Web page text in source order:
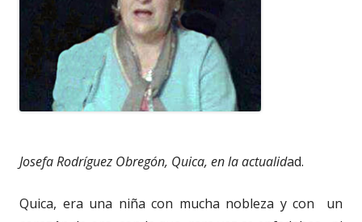
Josefa Rodríguez Obregón, Quica, en la actualidad.
Quica, era una niña con mucha nobleza y con un